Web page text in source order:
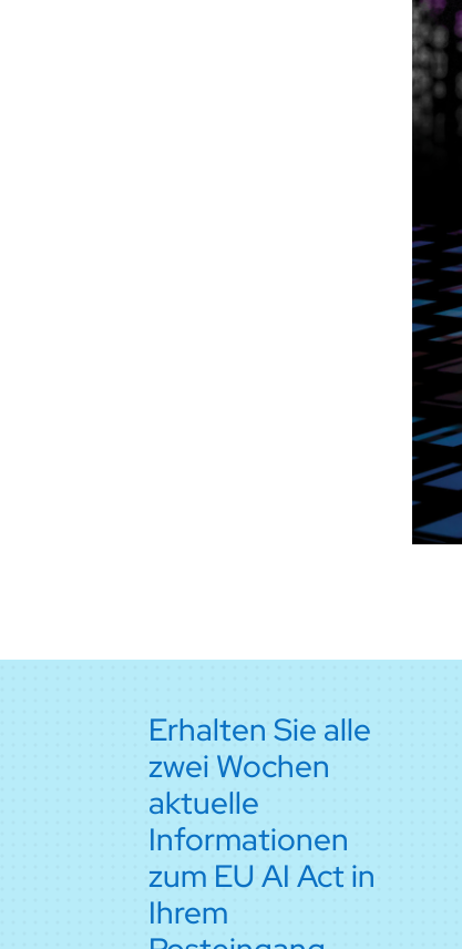
Erhalten Sie alle
zwei Wochen
aktuelle
Informationen
zum EU AI Act in
Ihrem